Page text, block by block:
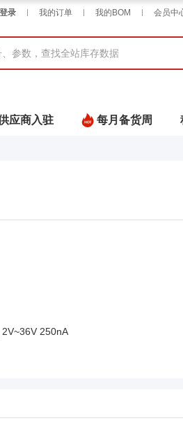
录 我的订单 我的BOM 会员中
应商入驻 每月备货周
250nA